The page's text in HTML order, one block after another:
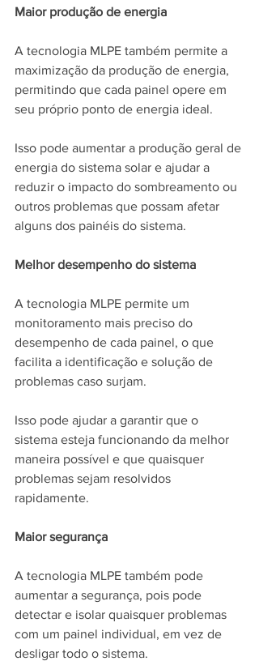
Maior produção de energia
A tecnologia MLPE também permite a
maximização da produção de energia,
permitindo que cada painel opere em
seu próprio ponto de energia ideal.
Isso pode aumentar a produção geral de
energia do sistema solar e ajudar a
reduzir o impacto do sombreamento ou
outros problemas que possam afetar
alguns dos painéis do sistema.
Melhor desempenho do sistema
A tecnologia MLPE permite um
monitoramento mais preciso do
desempenho de cada painel, o que
facilita a identificação e solução de
problemas caso surjam.
Isso pode ajudar a garantir que o
sistema esteja funcionando da melhor
maneira possível e que quaisquer
problemas sejam resolvidos
rapidamente.
Maior segurança
A tecnologia MLPE também pode
aumentar a segurança, pois pode
detectar e isolar quaisquer problemas
com um painel individual, em vez de
desligar todo o sistema.